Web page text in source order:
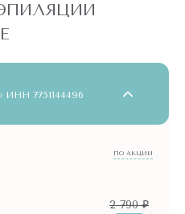
7751144496
ПО АКЦИИ
2 790 ₽